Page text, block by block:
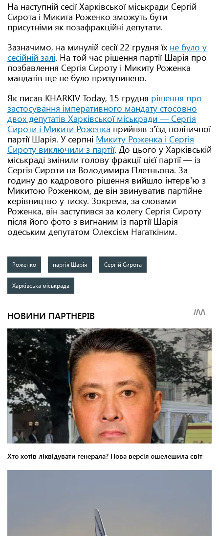
На наступній сесії Харківської міськради Сергій
Сирота і Микита Роженко зможуть бути
присутніми як позафракційні депутати.
Зазначимо, на минулій сесії 22 грудня їх не було у
сесійній залі. На той час рішення партії Шарія про
позбавлення Сергія Сироту і Микиту Роженка
мандатів ще не було призупинено.
Як писав KHARKIV Today, 15 грудня рішення про
застосування імперативного мандату стосовно
двох депутатів Харківської міськради — Сергія
Сироти і Микити Роженка прийняв з'їзд політичної
партії Шарія. У серпні Микиту Роженка і Сергія
Сироту виключили з партії. До цього у Харківській
міськраді змінили голову фракції цієї партії — із
Сергія Сироти на Володимира Плетньова. За
годину до кадрового рішення вийшло інтерв'ю з
Микитою Роженком, де він звинуватив партійне
керівництво у тиску. Зокрема, за словами
Роженка, він заступився за колегу Сергія Сироту
після його фото з вигнаним із партії Шарія
одеським депутатом Олексієм Нагаткіним.
Роженко партія Шарія Сергій Сирота
Харківська міськрада